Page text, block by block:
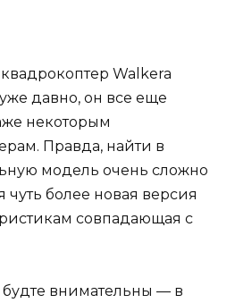
Walkera
давно, он все еще
некоторым
Правда, найти в
модель очень сложно
чуть более новая версия
совпадающая с
внимательны — в